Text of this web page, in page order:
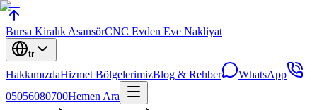
Bursa Kiralık AsansörCNC Evden Eve Nakliyat
tr
HakkımızdaHizmet BölgelerimizBlog & Rehber
WhatsApp
05056080700Hemen Ara